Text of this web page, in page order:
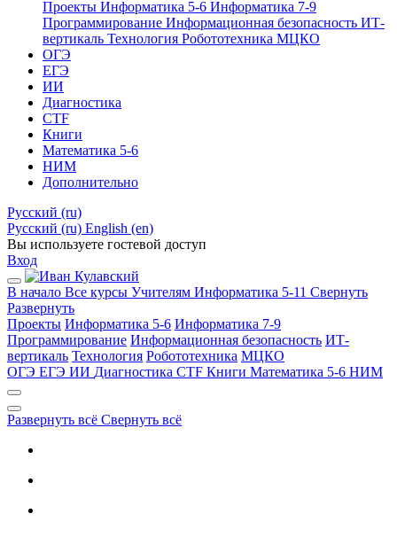
Проекты Информатика 5-6 Информатика 7-9
Программирование Информационная безопасность ИТ-
вертикаль Технология Робототехника МЦКО
ОГЭ
ЕГЭ
ИИ
Диагностика
CTF
Книги
Математика 5-6
НИМ
Дополнительно
Русский ‎(ru)‎
Русский ‎(ru)‎ English ‎(en)‎
Вы используете гостевой доступ
Вход
В начало Все курсы Учителям Информатика 5-11 Свернуть
Развернуть
Проекты Информатика 5-6 Информатика 7-9
Программирование Информационная безопасность ИТ-
вертикаль Технология Робототехника МЦКО
ОГЭ ЕГЭ ИИ Диагностика CTF Книги Математика 5-6 НИМ
Развернуть всё Свернуть всё